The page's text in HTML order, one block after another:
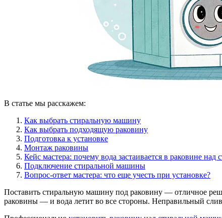
В статье мы расскажем:
Как выбрать стиральную машину
Как выбрать подходящую раковину
Подготовка к установке
Монтаж раковины
Кейс мастера: почему вода застаивается в раковине
Подключение стиральной машины
Вопрос-ответ мастера: что еще учесть при установке?
Поставить стиральную машину под раковину — отличное
раковины — и вода летит во все стороны. Неправильный